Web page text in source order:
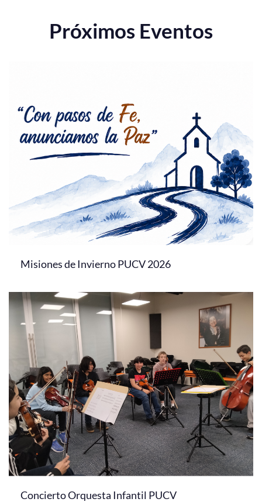
Próximos Eventos
Misiones de Invierno PUCV 2026
Concierto Orquesta Infantil PUCV